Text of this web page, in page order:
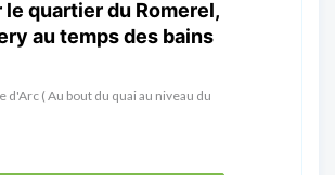
le quartier du Romerel,
au temps des bains
d'Arc ( Au bout du quai au niveau du